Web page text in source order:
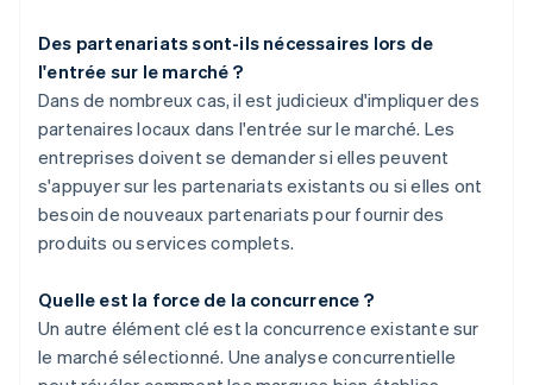
Des partenariats sont-ils nécessaires lors de
l'entrée sur le marché ?
Dans de nombreux cas, il est judicieux d'impliquer des
partenaires locaux dans l'entrée sur le marché. Les
entreprises doivent se demander si elles peuvent
s'appuyer sur les partenariats existants ou si elles ont
besoin de nouveaux partenariats pour fournir des
produits ou services complets.
Quelle est la force de la concurrence ?
Un autre élément clé est la concurrence existante sur
le marché sélectionné. Une analyse concurrentielle